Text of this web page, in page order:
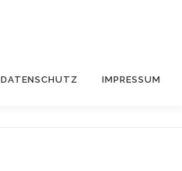
DATENSCHUTZ IMPRESSUM